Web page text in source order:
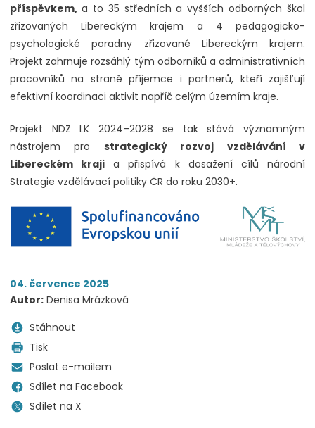
příspěvkem, a to 35 středních a vyšších odborných škol
zřizovaných Libereckým krajem a 4 pedagogicko-
psychologické poradny zřizované Libereckým krajem.
Projekt zahrnuje rozsáhlý tým odborníků a administrativních
pracovníků na straně příjemce i partnerů, kteří zajišťují
efektivní koordinaci aktivit napříč celým územím kraje.
Projekt NDZ LK 2024–2028 se tak stává významným
nástrojem pro strategický rozvoj vzdělávání v
Libereckém kraji a přispívá k dosažení cílů národní
Strategie vzdělávací politiky ČR do roku 2030+.
04. července 2025
Autor: Denisa Mrázková
Stáhnout
Tisk
Poslat e-mailem
Sdílet na Facebook
Sdílet na X